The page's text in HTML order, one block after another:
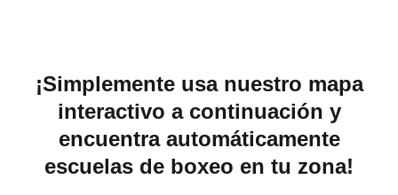
¡Simplemente usa nuestro mapa
interactivo a continuación y
encuentra automáticamente
escuelas de boxeo en tu zona!